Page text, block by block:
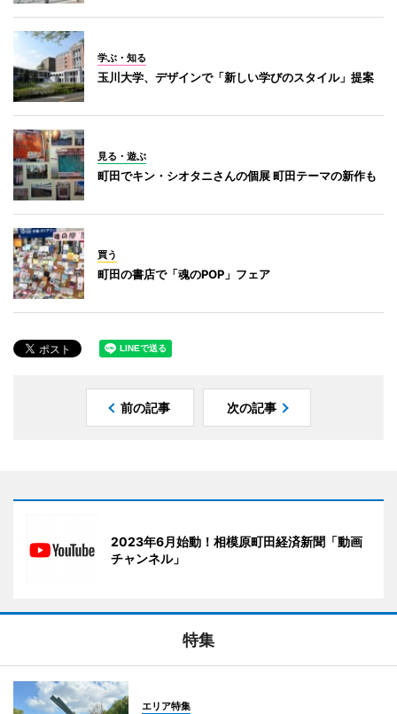
学ぶ・知る
玉川大学、デザインで「新しい学びのスタイル」提案
見る・遊ぶ
町田でキン・シオタニさんの個展 町田テーマの新作も
買う
町田の書店で「魂のPOP」フェア
前の記事 次の記事
2023年6月始動！相模原町田経済新聞「動画
チャンネル」
特集
エリア特集